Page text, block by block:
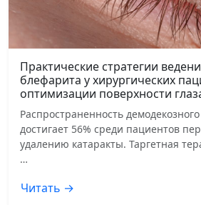
Практические стратегии
блефарита у хирургических
оптимизации поверхности
Распространенность
достигает 56% среди пациентов
удалению катаракты. Таргетная
…
Читать →